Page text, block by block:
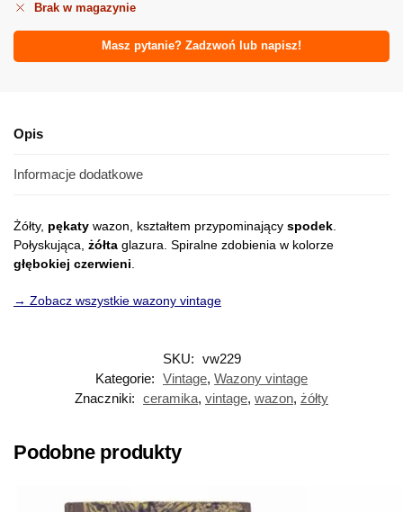
Brak w magazynie
Masz pytanie? Zadzwoń lub napisz!
Opis
Informacje dodatkowe
Żółty, pękaty wazon, kształtem przypominający spodek
Połyskująca, żółta glazura. Spiralne zdobienia w kolorze
głębokiej czerwieni
→ Zobacz wszystkie wazony vintage
SKU: vw229
Kategorie: Vintage, Wazony vintage
Znaczniki: ceramika, vintage, wazon, żółty
Podobne produkty